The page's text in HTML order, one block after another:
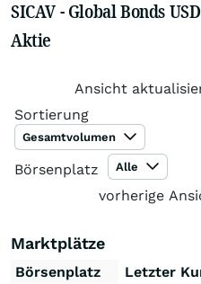
SICAV - Global Bonds
Aktie
Ansicht
Sortierung
Gesamtvolumen
Börsenplatz Alle
vorherige
Marktplätze
Börsenplatz Letzter